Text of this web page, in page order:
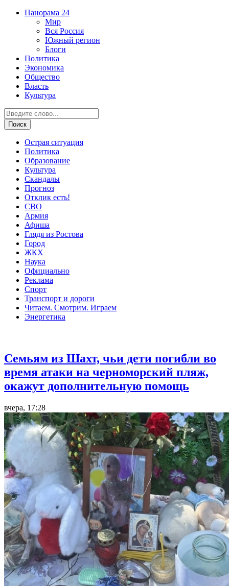
Панорама 24
Мир
Вся Россия
Южный регион
Блоги
Политика
Экономика
Общество
Власть
Культура
Острая ситуация
Политика
Образование
Культура
Скандалы
Прогноз
Отклик есть!
СВО
Армия
Афиша
Глядя из Ростова
Город
ЖКХ
Наука
Официально
Реклама
Спорт
Транспорт и дороги
Читаем. Смотрим. Играем
Энергетика
Семьям из Шахт, чьи дети погибли во
время атаки на черноморский пляж,
окажут дополнительную помощь
вчера, 17:28